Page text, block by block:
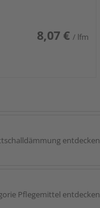
8,07 € / lfm
entdecken
Pflegemittel entdecken